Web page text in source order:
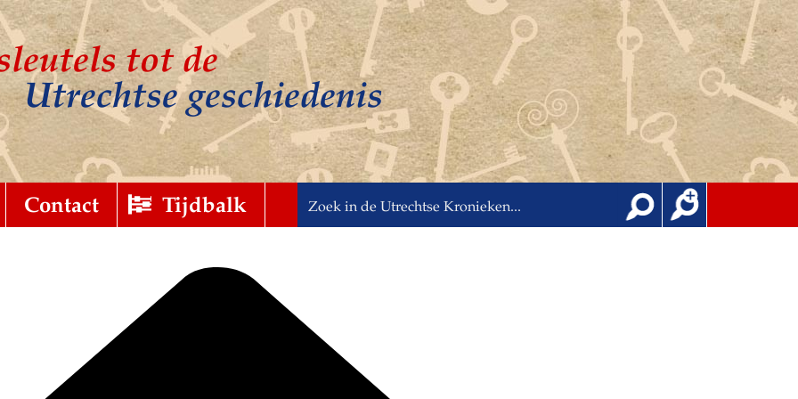
tot de
Utrechtse geschiedenis
Contact Tijdbalk